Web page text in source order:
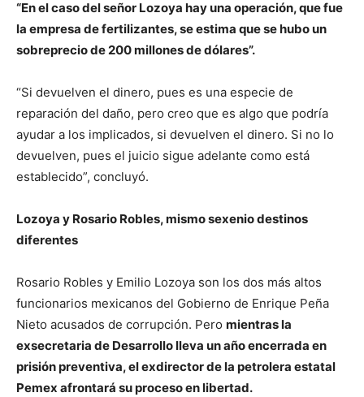
“En el caso del señor Lozoya hay una operación, que fue
la empresa de fertilizantes, se estima que se hubo un
sobreprecio de 200 millones de dólares”.
“Si devuelven el dinero, pues es una especie de
reparación del daño, pero creo que es algo que podría
ayudar a los implicados, si devuelven el dinero. Si no lo
devuelven, pues el juicio sigue adelante como está
establecido”, concluyó.
Lozoya y Rosario Robles, mismo sexenio destinos
diferentes
Rosario Robles y Emilio Lozoya son los dos más altos
funcionarios mexicanos del Gobierno de Enrique Peña
Nieto acusados de corrupción. Pero mientras la
exsecretaria de Desarrollo lleva un año encerrada en
prisión preventiva, el exdirector de la petrolera estatal
Pemex afrontará su proceso en libertad.